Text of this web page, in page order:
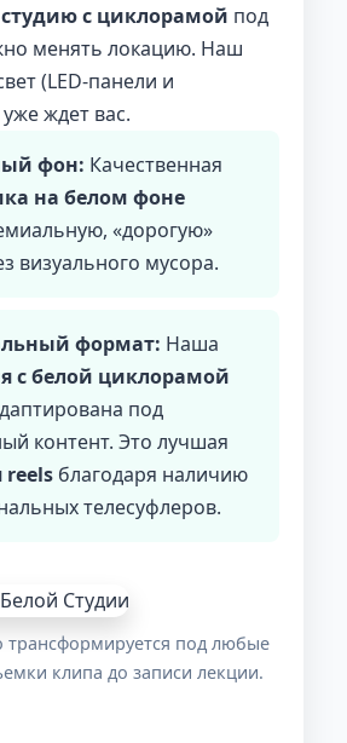
студию с циклорамой под
менять локацию. Наш
(LED-панели и
ждет вас.
фон: Качественная
на белом фоне
«дорогую»
визуального мусора.
формат: Наша
с белой циклорамой
под
контент. Это лучшая
reels благодаря наличию
телесуфлеров.
трансформируется под любые
клипа до записи лекции.